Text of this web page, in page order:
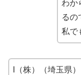
わか
るの
私で
I（株）（埼玉県）